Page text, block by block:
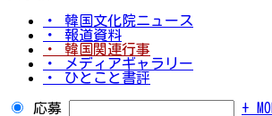
・ 韓国文化院ニュース
・ 報道資料
・ 韓国関連行事
・ メディアギャラリー
・ ひとこと書評
応募 +